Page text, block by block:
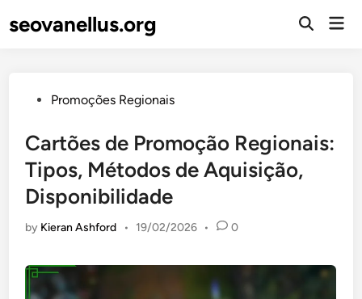
toseovanellus.org
Open
PostedPromoções Regionais
Cartões de Promoção Regionais:
Tipos, Métodos de Aquisição,
Disponibilidade
by Kieran Ashford • 19/02/2026 • 0